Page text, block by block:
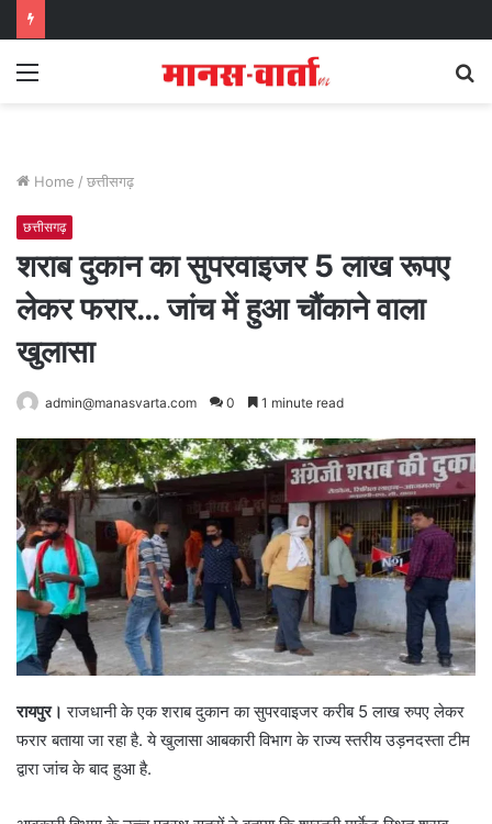
Menu
Home / छत्तीसगढ़
छत्तीसगढ़
शराब दुकान का सुपरवाइजर 5 लाख रूपए
लेकर फरार… जांच में हुआ चौंकाने वाला
खुलासा
admin@manasvarta.com 0 1 minute read
रायपुर। राजधानी के एक शराब दुकान का सुपरवाइजर करीब 5 लाख रुपए लेकर
फरार बताया जा रहा है. ये खुलासा आबकारी विभाग के राज्य स्तरीय उड़नदस्ता टीम
द्वारा जांच के बाद हुआ है.